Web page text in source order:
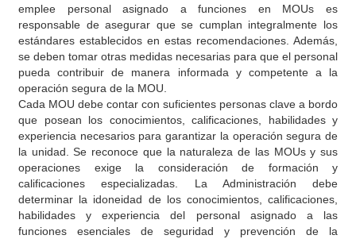
emplee personal asignado a funciones en MOUs es
responsable de asegurar que se cumplan integralmente los
estándares establecidos en estas recomendaciones. Además,
se deben tomar otras medidas necesarias para que el personal
pueda contribuir de manera informada y competente a la
operación segura de la MOU.
Cada MOU debe contar con suficientes personas clave a bordo
que posean los conocimientos, calificaciones, habilidades y
experiencia necesarios para garantizar la operación segura de
la unidad. Se reconoce que la naturaleza de las MOUs y sus
operaciones exige la consideración de formación y
calificaciones especializadas. La Administración debe
determinar la idoneidad de los conocimientos, calificaciones,
habilidades y experiencia del personal asignado a las
funciones esenciales de seguridad y prevención de la